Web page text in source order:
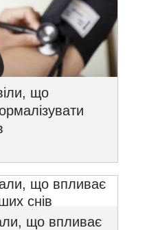
що
що впливає